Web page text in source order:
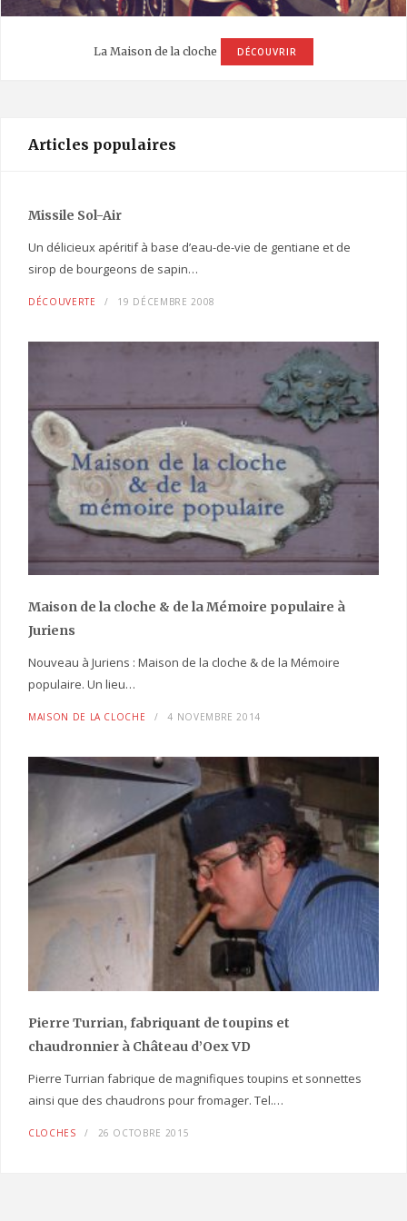
La Maison de la cloche DÉCOUVRIR
Articles populaires
Missile Sol-Air
Un délicieux apéritif à base d’eau-de-vie de gentiane et de
sirop de bourgeons de sapin…
DÉCOUVERTE 19 DÉCEMBRE 2008
Maison de la cloche & de la Mémoire populaire à
Juriens
Nouveau à Juriens : Maison de la cloche & de la Mémoire
populaire. Un lieu…
MAISON DE LA CLOCHE 4 NOVEMBRE 2014
Pierre Turrian, fabriquant de toupins et
chaudronnier à Château d’Oex VD
Pierre Turrian fabrique de magnifiques toupins et sonnettes
ainsi que des chaudrons pour fromager. Tel.…
CLOCHES 26 OCTOBRE 2015